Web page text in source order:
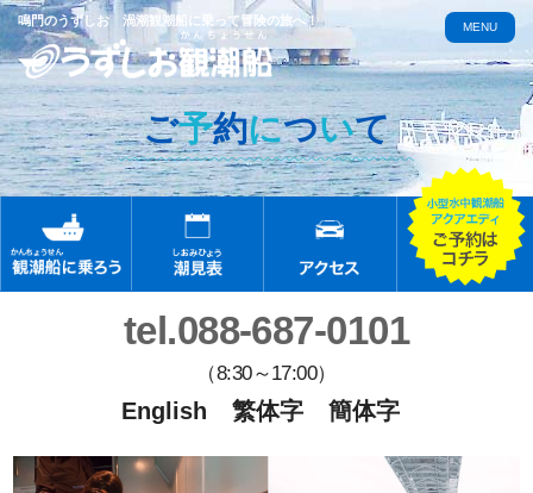
鳴門のうずしお 渦潮観潮船に乗って冒険の旅へ！
tel.088-687-0101
（8:30～17:00）
English 繁体字 簡体字
MENU
ご予約について